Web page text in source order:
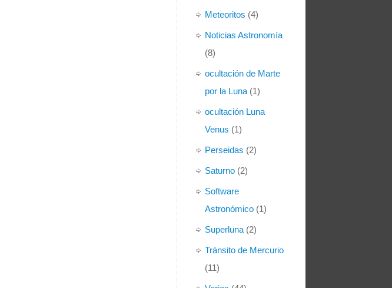
Meteoritos (4)
Noticias Astronomía
(8)
ocultación de Marte
por la Luna (1)
ocultación Luna
Venus (1)
Perseidas (2)
Saturno (2)
Software
Astronómico (1)
Superluna (2)
Tránsito de Mercurio
(11)